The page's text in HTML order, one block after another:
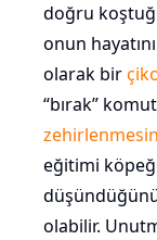
doğru
onun
olarak bir
“bırak”
eğitimi
olabilir.